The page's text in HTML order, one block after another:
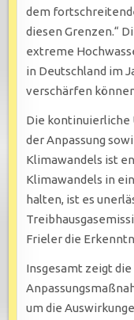
dem
diesen Grenzen.“
extreme
in Deutschland im
verschärfen
Die kontinuierliche
der Anpassung
Klimawandels ist
Klimawandels in
halten, ist es
Frieler die
Insgesamt zeigt
um die